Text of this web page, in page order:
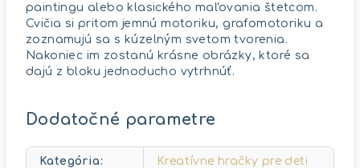
paintingu alebo klasického maľovania štetcom.
Cvičia si pritom jemnú motoriku, grafomotoriku a
zoznamujú sa s kúzelným svetom tvorenia.
Nakoniec im zostanú krásne obrázky, ktoré sa
dajú z bloku jednoducho vytrhnúť.
Dodatočné parametre
Kategória: Kreatívne hračky pre deti